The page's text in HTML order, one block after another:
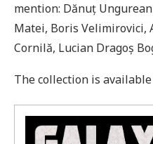
mention: Dănuț
Matei, Boris Velimirovici,
Cornilă, Lucian Dragoș
The collection is